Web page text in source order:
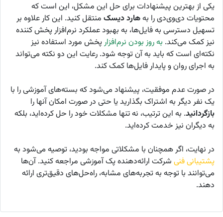
یکی از بهترین پیشنهادات برای حل این مشکل، این است که
محتویات دی‌وی‌دی را بههارد دیسک منتقل کنید. این کار علاوه بر
تسهیل دسترسی به فایل‌ها، به بهبود عملکرد نرم‌افزار پخش کننده
نیز کمک می‌کند. به روز بودن نرم‌افزارپخش مورد استفاده نیز
نکته‌ای است که باید به آن توجه شود. رعایت این دو نکته می‌تواند
به اجرای روان و پایدار فایل‌ها کمک کند.
در صورت عدم موفقیت، پیشنهاد می‌شود که بسته‌های آموزشی را با
یک نفر دیگر به اشتراک بگذارید یا حتی در صورت امکان آنها را
بازگردانید. به این ترتیب، نه تنها مشکلات خود را حل کرده‌اید، بلکه
به دیگران نیز خدمت کرده‌اید.
در نهایت، اگر همچنان با مشکلاتی مواجه بودید، توصیه می‌شود به
پشتیبانی فنی شرکت ارائه‌دهنده پک آموزشی مراجعه کنید. آن‌ها
می‌توانند با توجه به تجربه‌های مشابه، راه‌حل‌های دقیق‌تری ارائه
دهند.